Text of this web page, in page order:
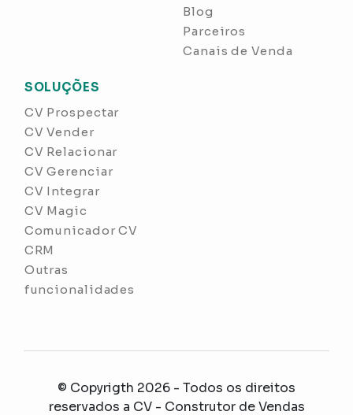
Blog
Parceiros
Canais de Venda
SOLUÇÕES
CV Prospectar
CV Vender
CV Relacionar
CV Gerenciar
CV Integrar
CV Magic
Comunicador CV
CRM
Outras
funcionalidades
© Copyrigth 2026 - Todos os direitos
reservados a CV - Construtor de Vendas